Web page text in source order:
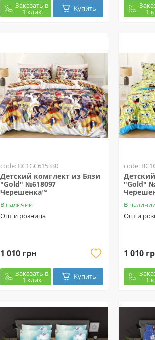
Заказать в
1 клик Купить 1
code: BC1GC615330
Детский комплект из Бязи
"Gold" №618097
Черешенка™
В наличии
Опт и розница
1 010 грн
Заказать в
1 клик Купить
code:
"Gold"
В
Опт и
1 010
1